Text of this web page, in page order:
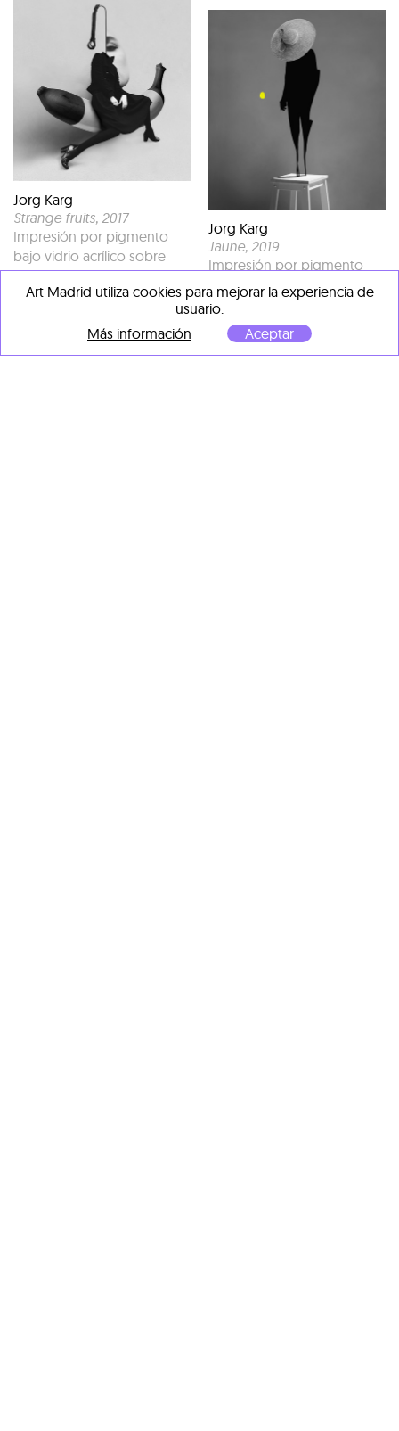
Jorg Karg
Strange fruits, 2017
Impresión por pigmento
bajo vidrio acrílico sobre
dibond de aluminio
80 x 74 x 3 cm
Jorg Karg
Jaune, 2019
Impresión por pigmento
bajo vidrio acrílico sobre
dibond de aluminio
80 x 72 x 3 cm
1.635,00 €
Art Madrid utiliza cookies para mejorar la experiencia de
usuario.
Más información
Aceptar